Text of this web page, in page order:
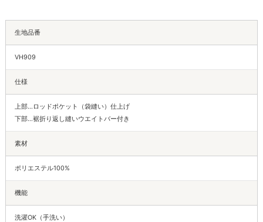
生地品番
VH909
仕様
上部…ロッドポケット（袋縫い）仕上げ
下部…裾折り返し縫いウエイトバー付き
素材
ポリエステル100%
機能
洗濯OK（手洗い）